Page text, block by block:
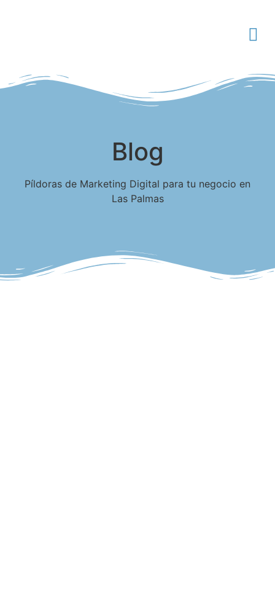
Blog
Píldoras de Marketing Digital para tu negocio en
Las Palmas